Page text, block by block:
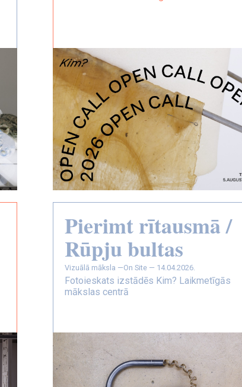
Pierimt rītausmā /
Rūpju bultas
vizuālā māksla —On Site — 14.04.2026.
Fotoieskats izstādēs Kim? Laikmetīgās
mākslas centrā